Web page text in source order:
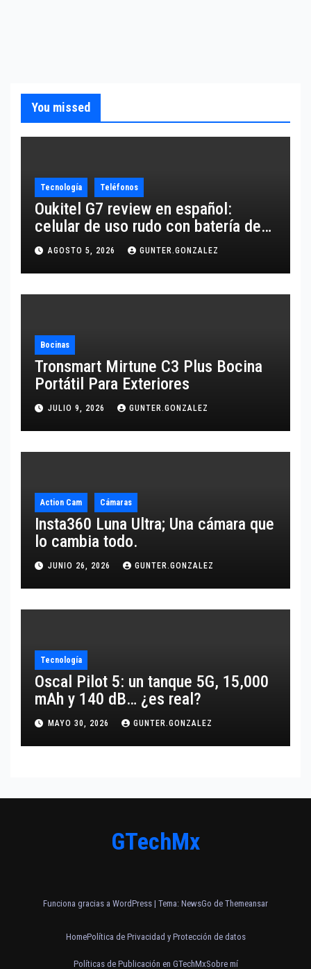
You missed
Tecnología Teléfonos
Oukitel G7 review en español:
celular de uso rudo con batería de
10,600 mAh
AGOSTO 5, 2026 GUNTER.GONZALEZ
Bocinas
Tronsmart Mirtune C3 Plus Bocina
Portátil Para Exteriores
JULIO 9, 2026 GUNTER.GONZALEZ
Action Cam Cámaras
Insta360 Luna Ultra; Una cámara que
lo cambia todo.
JUNIO 26, 2026 GUNTER.GONZALEZ
Tecnología
Oscal Pilot 5: un tanque 5G, 15,000
mAh y 140 dB… ¿es real?
MAYO 30, 2026 GUNTER.GONZALEZ
GTechMx
Funciona gracias a WordPress | Tema: NewsGo de Themeansar
HomePolítica de Privacidad y Protección de datos
Políticas de Publicación en GTechMxSobre mí